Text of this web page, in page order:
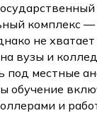
комплекс
не
вузы и
под местные
обучение
и